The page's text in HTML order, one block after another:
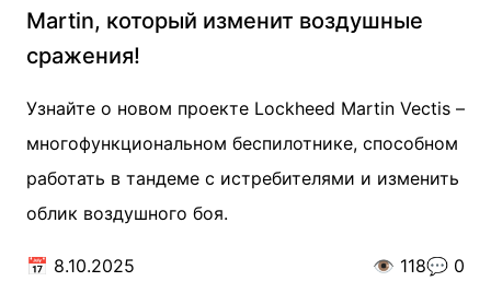
Martin, который изменит воздушные
сражения!
Узнайте о новом проекте Lockheed Martin Vectis –
многофункциональном беспилотнике, способном
работать в тандеме с истребителями и изменить
облик воздушного боя.
📅 8.10.2025 👁️ 118💬 0